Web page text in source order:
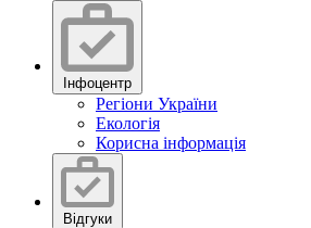
Інфоцентр
Регіони України
Екологія
Корисна інформація
Відгуки